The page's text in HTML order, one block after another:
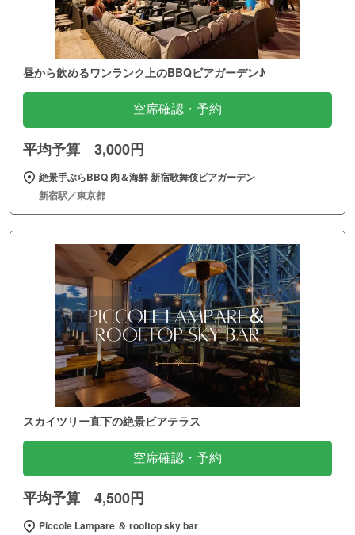
昼から飲めるワンランク上のBBQビアガーデン♪
空席確認・予約
平均予算 3,000円
絶景手ぶらBBQ 肉＆海鮮 新宿歌舞伎ビアガーデン
新宿駅／東京都
スカイツリー直下の絶景ビアテラス
空席確認・予約
平均予算 4,500円
Piccole Lampare ＆ rooftop sky bar